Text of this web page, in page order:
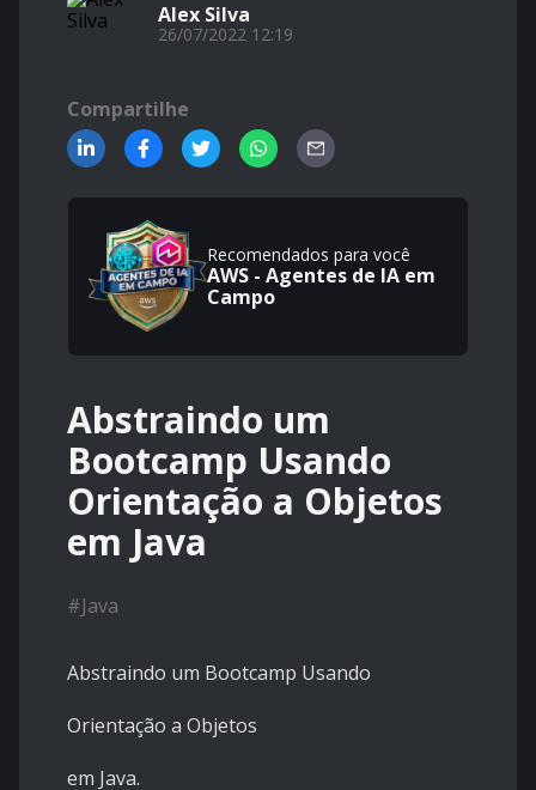
Alex Silva
26/07/2022 12:19
Compartilhe
Recomendados para você
AWS - Agentes de IA em
Campo
Abstraindo um
Bootcamp Usando
Orientação a Objetos
em Java
#Java
Abstraindo um Bootcamp Usando
Orientação a Objetos
em Java.